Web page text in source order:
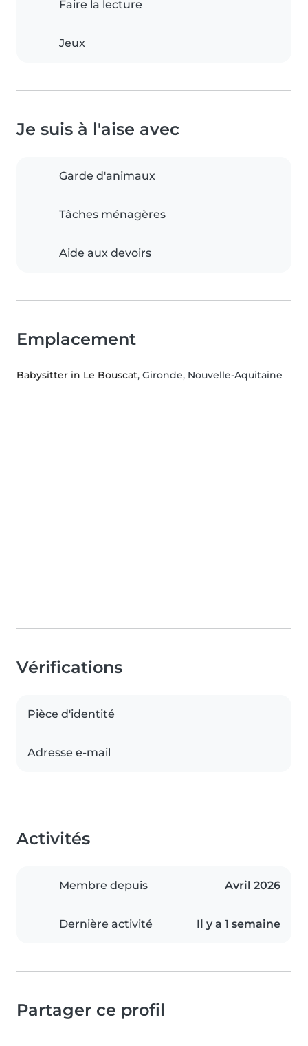
Faire la lecture
Jeux
Je suis à l'aise avec
Garde d'animaux
Tâches ménagères
Aide aux devoirs
Emplacement
Babysitter in Le Bouscat, Gironde, Nouvelle-Aquitaine
Vérifications
Pièce d'identité
Adresse e-mail
Activités
Membre depuis Avril 2026
Dernière activité Il y a 1 semaine
Partager ce profil